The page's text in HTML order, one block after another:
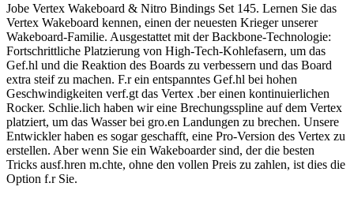
Jobe Vertex Wakeboard & Nitro Bindings Set 145. Lernen Sie das
Vertex Wakeboard kennen, einen der neuesten Krieger unserer
Wakeboard-Familie. Ausgestattet mit der Backbone-Technologie:
Fortschrittliche Platzierung von High-Tech-Kohlefasern, um das
Gef.hl und die Reaktion des Boards zu verbessern und das Board
extra steif zu machen. F.r ein entspanntes Gef.hl bei hohen
Geschwindigkeiten verf.gt das Vertex .ber einen kontinuierlichen
Rocker. Schlie.lich haben wir eine Brechungsspline auf dem Vertex
platziert, um das Wasser bei gro.en Landungen zu brechen. Unsere
Entwickler haben es sogar geschafft, eine Pro-Version des Vertex zu
erstellen. Aber wenn Sie ein Wakeboarder sind, der die besten
Tricks ausf.hren m.chte, ohne den vollen Preis zu zahlen, ist dies die
Option f.r Sie.